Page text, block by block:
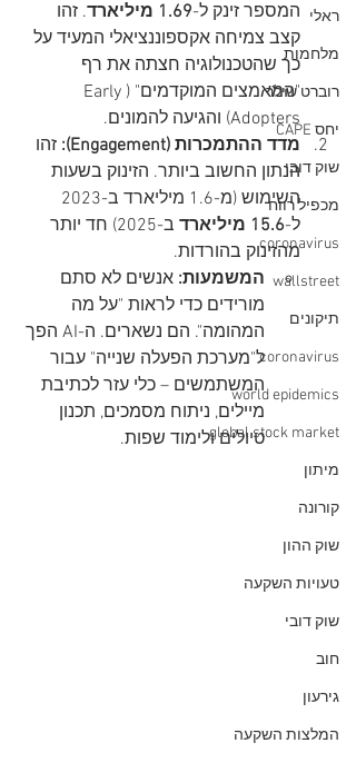
ראלי
מלחמות
רוברט שילר
יחס CAPE
שוק דובי
מכפיל רווח
coronavirus
wallstreet
תיקונים
coronavirus
world epidemics
global stock market
מיתון
קורונה
שוק ההון
טעויות השקעה
שוק דובי
חוב
גירעון
המלצות השקעה
המספר זינק ל-1.69 מיליארד
. זהו
קצב צמיחה אקספוננציאלי המעיד על
כך שהטכנולוגיה חצתה את רף
"המאמצים המוקדמים" (Early
Adopters) והגיעה להמונים.
מדד ההתמכרות (Engagement):
זהו
הנתון החשוב ביותר. הזינוק בשעות
ל-15.6 מיליארד
ב-2025) חד יותר
מהזינוק בהורדות.
המשמעות: אנשים לא סתם
מורידים כדי לראות "על מה
המהומה". הם נשארים. ה-AI הפך
ל"מערכת הפעלה שנייה" עבור
המשתמשים – כלי עזר לכתיבת
מיילים, ניתוח מסמכים, תכנון
טיולים ולימוד שפות.